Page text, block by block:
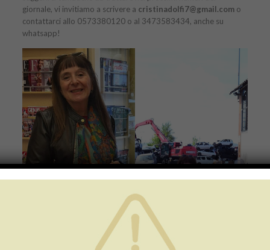
giornale, vi invitiamo a scrivere a cristinadolfi7@gmail.com o
contattarci allo 0573380120 o al 3473583434, anche su
whatsapp!